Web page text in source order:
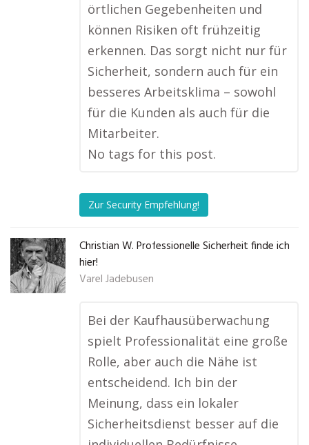
örtlichen Gegebenheiten und
können Risiken oft frühzeitig
erkennen. Das sorgt nicht nur für
Sicherheit, sondern auch für ein
besseres Arbeitsklima – sowohl
für die Kunden als auch für die
Mitarbeiter.
No tags for this post.
Zur Security Empfehlung!
Christian W. Professionelle Sicherheit finde ich
hier!
Varel Jadebusen
Bei der Kaufhausüberwachung
spielt Professionalität eine große
Rolle, aber auch die Nähe ist
entscheidend. Ich bin der
Meinung, dass ein lokaler
Sicherheitsdienst besser auf die